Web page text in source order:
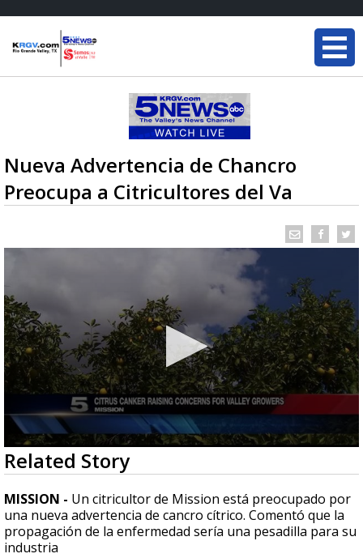
Nueva Advertencia de Chancro
Preocupa a Citricultores del Va
0
seconds
of
2
minutes,
44
seconds
Related Story
MISSION - Un citricultor de Mission está preocupado por
una nueva advertencia de cancro cítrico. Comentó que la
propagación de la enfermedad sería una pesadilla para su
industria